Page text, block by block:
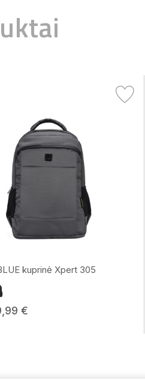
kuprinė Xpert 305
€